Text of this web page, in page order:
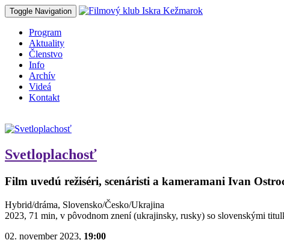
Toggle Navigation
Program
Aktuality
Členstvo
Info
Archív
Videá
Kontakt
Svetloplachosť
Film uvedú režiséri, scenáristi a kameramani Ivan
Hybrid/dráma, Slovensko/Česko/Ukrajina
2023, 71 min, v pôvodnom znení (ukrajinsky, rusky) so slovenskými
02. november 2023, 19:00